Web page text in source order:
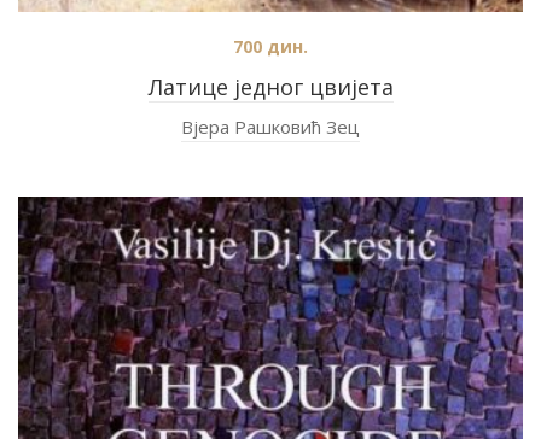
Латице једног цвијета
700 дин.
Вјера Рашковић Зец